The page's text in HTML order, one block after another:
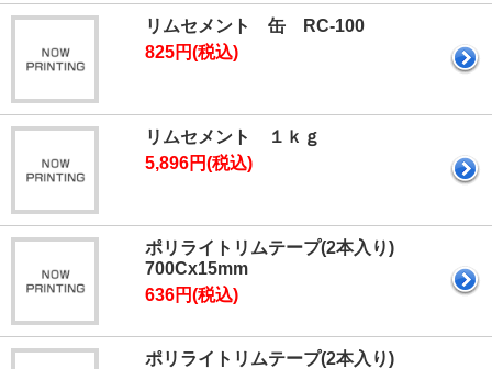
リムセメント 缶 RC-100
825円(税込)
リムセメント １ｋｇ
5,896円(税込)
ポリライトリムテープ(2本入り)
700Cx15mm
636円(税込)
ポリライトリムテープ(2本入り)